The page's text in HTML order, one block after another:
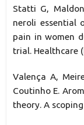
Statti G,
neroli essential
pain in women
trial. Healthcare
Valença A,
Coutinho E.
theory. A